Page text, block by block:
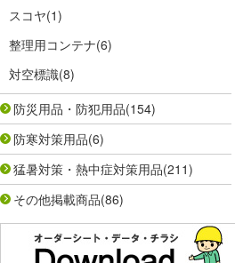
スコヤ(1)
整理用コンテナ(6)
対空標識(8)
防災用品・防犯用品(154)
防寒対策用品(6)
猛暑対策・熱中症対策用品(211)
その他掲載商品(86)